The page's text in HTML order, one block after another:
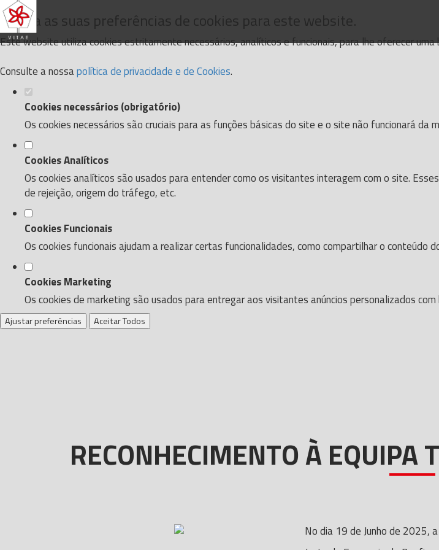
Defina as suas preferências de cookies para este website.
Este website utiliza cookies estritamente necessários, analíticos e funcionais, para lhe oferecer
Consulte a nossapolítica de privacidade e de Cookies.
Cookies necessários (obrigatório)
Os cookies necessários são cruciais para as funções básicas do site e o site não funcionará da
Cookies Analíticos
Os cookies analíticos são usados para entender como os visitantes interagem com o site.
de rejeição, origem do tráfego, etc.
Cookies Funcionais
Os cookies funcionais ajudam a realizar certas funcionalidades, como compartilhar o
Cookies Marketing
Os cookies de marketing são usados para entregar aos visitantes anúncios personalizados
Ajustar preferências Aceitar Todos
RECONHECIMENTO À EQUIPA
No dia 19 de Junho de 2025,